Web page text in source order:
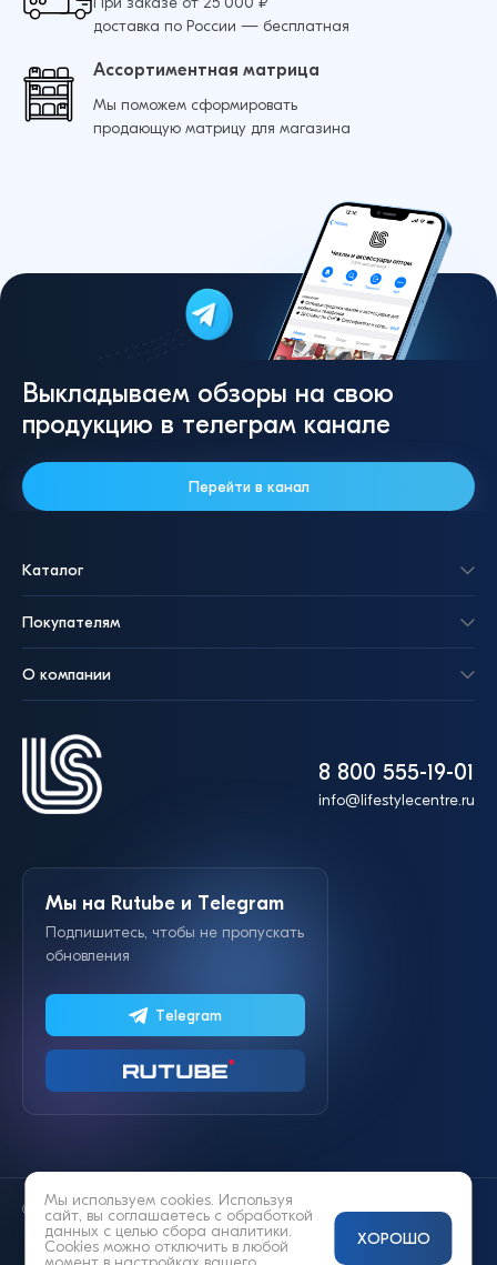
доставка по России — бесплатная
Ассортиментная матрица
Мы поможем сформировать
продающую матрицу для магазина
Выкладываем обзоры на свою
продукцию в телеграм канале
Перейти в канал
8 800 555-19-01
info@lifestylecentre.ru
Каталог
Покупателям
О компании
Мы на Rutube и Telegram
Подпишитесь, чтобы не пропускать
обновления
Telegram
© 2014—2026 «Lifestyle»
Мы используем cookies. Используя
сайт, вы соглашаетесь с обработкой
данных с целью сбора аналитики.
Cookies можно отключить в любой
ХОРОШО